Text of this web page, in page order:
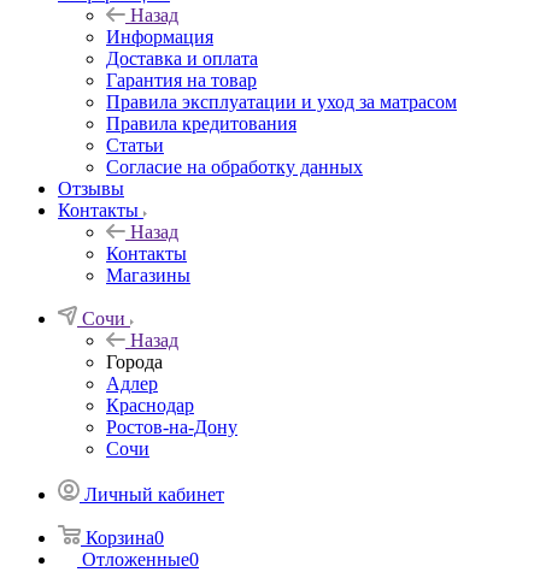
Назад
Информация
Доставка и оплата
Гарантия на товар
Правила эксплуатации и уход за матрасом
Правила кредитования
Статьи
Согласие на обработку данных
Отзывы
Контакты
Назад
Контакты
Магазины
Сочи
Назад
Города
Адлер
Краснодар
Ростов-на-Дону
Сочи
Личный кабинет
Корзина0
Отложенные0